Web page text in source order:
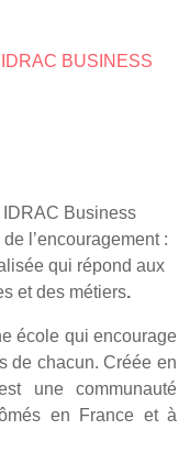
IDRAC BUSINESS
IDRAC Business
l’encouragement :
qui répond aux
et des métiers.
école qui encourage
de chacun. Créée en
une communauté
en France et à